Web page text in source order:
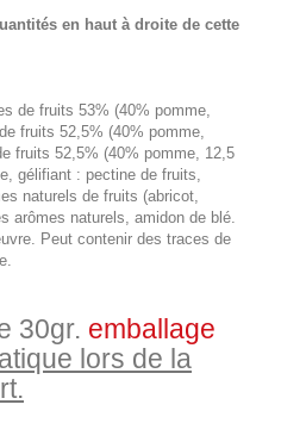
en haut à droite de cette
de fruits 53% (40% pomme,
fruits 52,5% (40% pomme,
fruits 52,5% (40% pomme, 12,5
gélifiant : pectine de fruits,
naturels de fruits (abricot,
arômes naturels, amidon de blé.
Peut contenir des traces de
30gr. emballage
lors de la